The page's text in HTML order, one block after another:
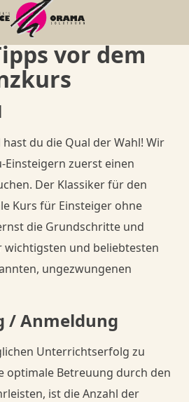
vor dem
du die Qual der Wahl! Wir
Einsteigern zuerst einen
Der Klassiker für den
Kurs für Einsteiger ohne
die Grundschritte und
wichtigsten und beliebtesten
ungezwungenen
/ Anmeldung
Unterrichtserfolg zu
optimale Betreuung durch den
ist die Anzahl der
Privatunterricht